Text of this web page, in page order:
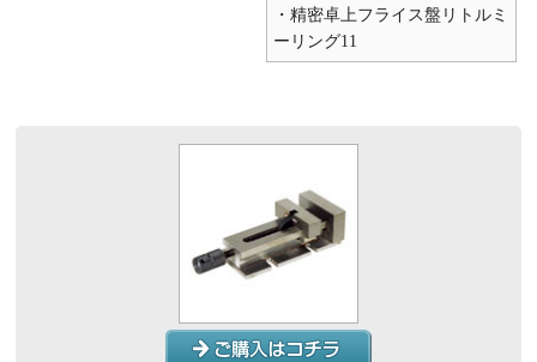
・精密卓上フライス盤リトルミ
ーリング11